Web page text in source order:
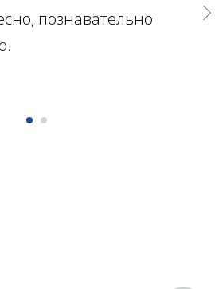
познавательно